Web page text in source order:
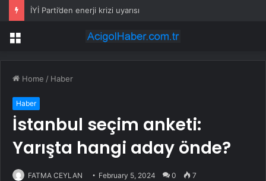
İYİ Parti’den enerji krizi uyarısı
Menu
Home / Haber
Haber
İstanbul seçim anketi:
Yarışta hangi aday önde?
FATMA CEYLAN February 5, 2024 0 7